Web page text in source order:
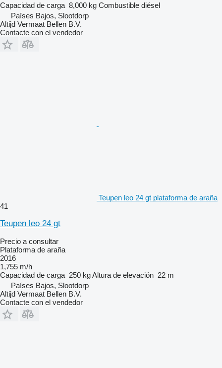
Capacidad de carga 8,000 kg Combustible diésel
Países Bajos, Slootdorp
Altijd Vermaat Bellen B.V.
Contacte con el vendedor
Teupen leo 24 gt plataforma de araña
41
Teupen leo 24 gt
Precio a consultar
Plataforma de araña
2016
1,755 m/h
Capacidad de carga 250 kgAltura de elevación 22 m
Países Bajos, Slootdorp
Altijd Vermaat Bellen B.V.
Contacte con el vendedor